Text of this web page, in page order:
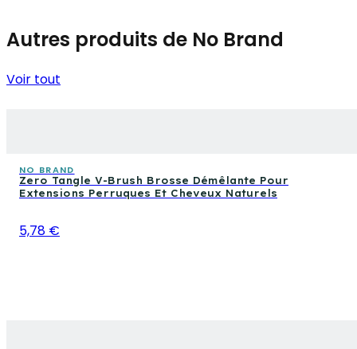
Autres produits de No Brand
Voir tout
NO BRAND
Zero Tangle V-Brush Brosse Démêlante Pour
Extensions Perruques Et Cheveux Naturels
5,78 €